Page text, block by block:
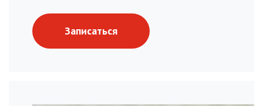
Записаться